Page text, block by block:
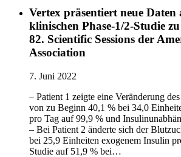
Vertex präsentiert neue Daten
klinischen Phase-1/2-Studie
82. Scientific Sessions der
Association
7. Juni 2022
– Patient 1 zeigte eine Veränderung
von zu Beginn 40,1 % bei 34,0
pro Tag auf 99,9 % und
– Bei Patient 2 änderte sich der
bei 25,9 Einheiten exogenem Insulin
Studie auf 51,9 % bei…